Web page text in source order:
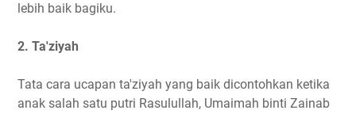
lebih baik bagiku.
2. Ta'ziyah
Tata cara ucapan ta'ziyah yang baik dicontohkan ketika
anak salah satu putri Rasulullah, Umaimah binti Zainab